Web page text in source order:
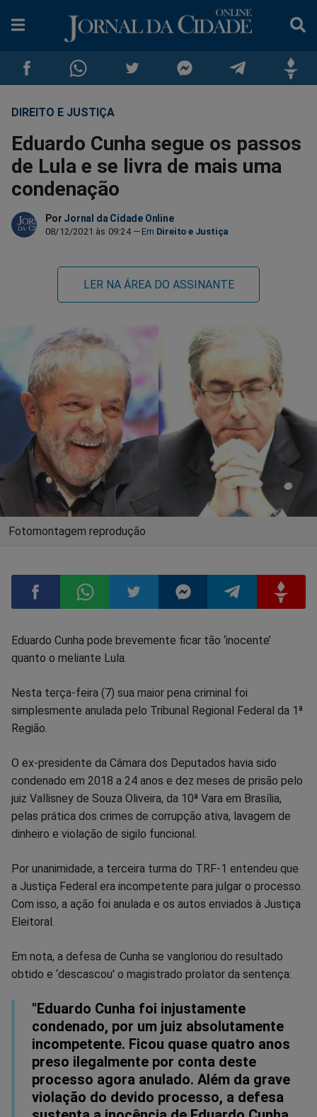
Compartilhar
no
Facebook
Compartilhar
no
Whatsapp
Compartilhar
no
Twitter
no
no
no
DIREITO E JUSTIÇA
Eduardo Cunha segue os passos
de Lula e se livra de mais uma
condenação
Por Jornal da Cidade Online
08/12/2021 às 09:24 Direito e Justiça
LER NA ÁREA DO ASSINANTE
Fotomontagem reprodução
Compartilhar
Facebook
Compartilhar
Whatsapp
Compartilhar
Twitter
Compartilhar
Messenger
Compartilhar
TelegramGettr
Eduardo Cunha pode brevemente ficar tão ‘inocente’
quanto o meliante Lula.
Nesta terça-feira (7) sua maior pena criminal foi
simplesmente anulada pelo Tribunal Regional Federal da 1ª
Região.
O ex-presidente da Câmara dos Deputados havia sido
condenado em 2018 a 24 anos e dez meses de prisão pelo
juiz Vallisney de Souza Oliveira, da 10ª Vara em Brasília,
pelas prática dos crimes de corrupção ativa, lavagem de
dinheiro e violação de sigilo funcional.
Por unanimidade, a terceira turma do TRF-1 entendeu que
a Justiça Federal era incompetente para julgar o processo.
Com isso, a ação foi anulada e os autos enviados à Justiça
Eleitoral.
Em nota, a defesa de Cunha se vangloriou do resultado
obtido e ‘descascou' o magistrado prolator da sentença:
"Eduardo Cunha foi injustamente
condenado, por um juiz absolutamente
incompetente. Ficou quase quatro anos
preso ilegalmente por conta deste
processo agora anulado. Além da grave
violação do devido processo, a defesa